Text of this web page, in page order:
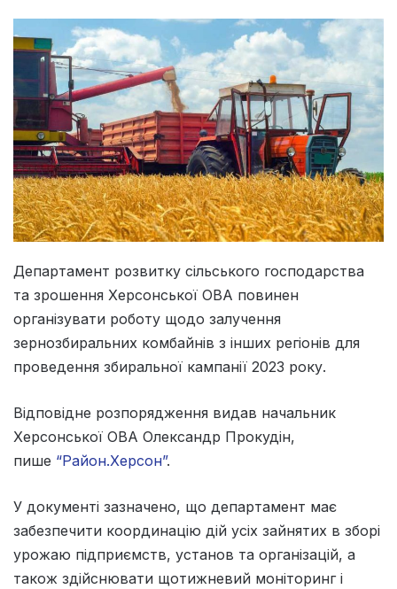
Департамент розвитку сільського господарства
та зрошення Херсонської ОВА повинен
організувати роботу щодо залучення
зернозбиральних комбайнів з інших регіонів для
проведення збиральної кампанії 2023 року.
Відповідне розпорядження видав начальник
Херсонської ОВА Олександр Прокудін,
пише “Район.Херсон”.
У документі зазначено, що департамент має
забезпечити координацію дій усіх зайнятих в зборі
урожаю підприємств, установ та організацій, а
також здійснювати щотижневий моніторинг і